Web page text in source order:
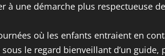
une démarche plus respectueuse de
où les enfants entraient en
le regard bienveillant d’un guide,